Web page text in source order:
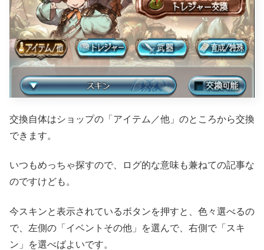
交換自体はショップの「アイテム／他」のところから交換
できます。
いつもめっちゃ探すので、ログ的な意味も兼ねての記事な
のですけども。
今スキンと表示されているボタンを押すと、色々選べるの
で、左側の「イベントその他」を選んで、右側で「スキ
ン」を選べばよいです。